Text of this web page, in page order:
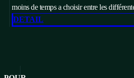
moins de temps a choisir entre les
d'un baie polyvalent d'une capacité de
DETAIL